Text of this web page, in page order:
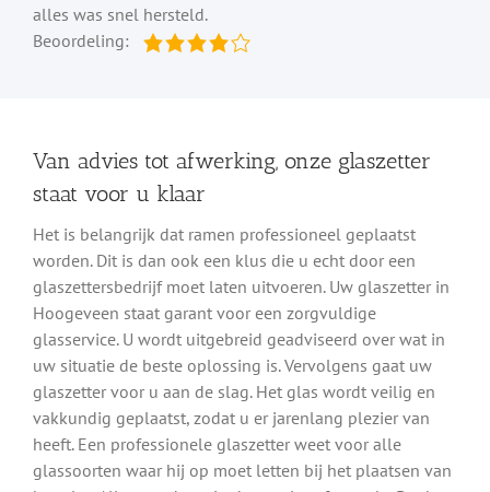
alles was snel hersteld.
Beoordeling:
Van advies tot afwerking, onze glaszetter
staat voor u klaar
Het is belangrijk dat ramen professioneel geplaatst
worden. Dit is dan ook een klus die u echt door een
glaszettersbedrijf moet laten uitvoeren. Uw glaszetter in
Hoogeveen staat garant voor een zorgvuldige
glasservice. U wordt uitgebreid geadviseerd over wat in
uw situatie de beste oplossing is. Vervolgens gaat uw
glaszetter voor u aan de slag. Het glas wordt veilig en
vakkundig geplaatst, zodat u er jarenlang plezier van
heeft. Een professionele glaszetter weet voor alle
glassoorten waar hij op moet letten bij het plaatsen van